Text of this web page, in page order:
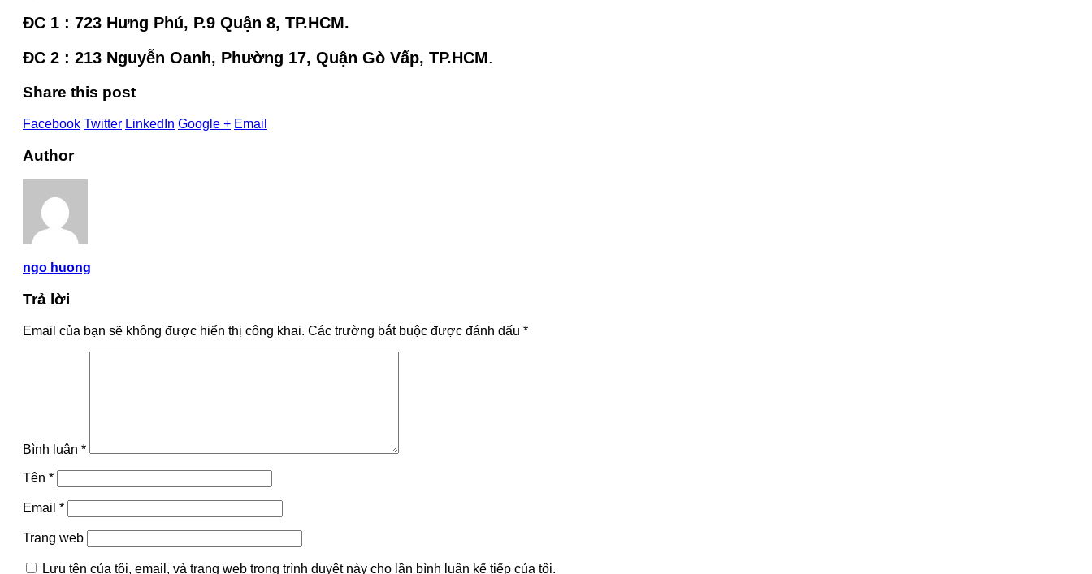
ĐC 1 : 723 Hưng Phú, P.9 Quận 8, TP.HCM.
ĐC 2 : 213 Nguyễn Oanh, Phường 17, Quận Gò Vấp, TP.HCM.
Share this post
Facebook Twitter LinkedIn Google + Email
Author
ngo huong
Trả lời
Email của bạn sẽ không được hiển thị công khai. Các trường bắt buộc được đánh dấu *
Bình luận *
Tên *
Email *
Trang web
Lưu tên của tôi, email, và trang web trong trình duyệt này cho lần bình luận kế tiếp của tôi.